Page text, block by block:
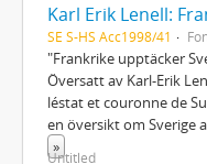
SE S-HS Acc1998/41
"Frankrike upptäcker
Översatt av Karl-Erik
léstat et couronne de
en översikt om Sverige
»
Untitled